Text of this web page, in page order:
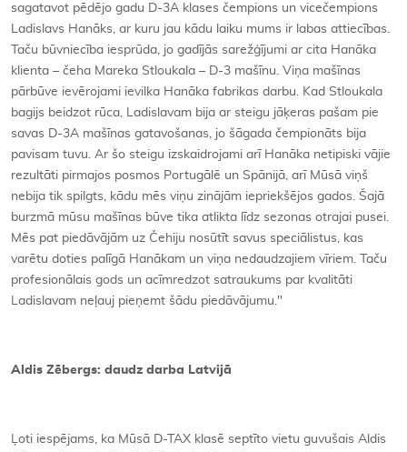
sagatavot pēdējo gadu D-3A klases čempions un vicečempions
Ladislavs Hanāks, ar kuru jau kādu laiku mums ir labas attiecības.
Taču būvniecība iesprūda, jo gadījās sarežģījumi ar cita Hanāka
klienta – čeha Mareka Stloukala – D-3 mašīnu. Viņa mašīnas
pārbūve ievērojami ievilka Hanāka fabrikas darbu. Kad Stloukala
bagijs beidzot rūca, Ladislavam bija ar steigu jāķeras pašam pie
savas D-3A mašīnas gatavošanas, jo šāgada čempionāts bija
pavisam tuvu. Ar šo steigu izskaidrojami arī Hanāka netipiski vājie
rezultāti pirmajos posmos Portugālē un Spānijā, arī Mūsā viņš
nebija tik spilgts, kādu mēs viņu zinājām iepriekšējos gados. Šajā
burzmā mūsu mašīnas būve tika atlikta līdz sezonas otrajai pusei.
Mēs pat piedāvājām uz Čehiju nosūtīt savus speciālistus, kas
varētu doties palīgā Hanākam un viņa nedaudzajiem vīriem. Taču
profesionālais gods un acīmredzot satraukums par kvalitāti
Ladislavam neļauj pieņemt šādu piedāvājumu."
Aldis Zēbergs: daudz darba Latvijā
Ļoti iespējams, ka Mūsā D-TAX klasē septīto vietu guvušais Aldis